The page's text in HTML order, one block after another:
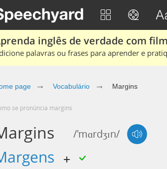
inglês de verdade com
palavras ou frases para aprender e
page Vocabulário Margins
se pronúncia margins
/'mɑrdʒɪn/
margens